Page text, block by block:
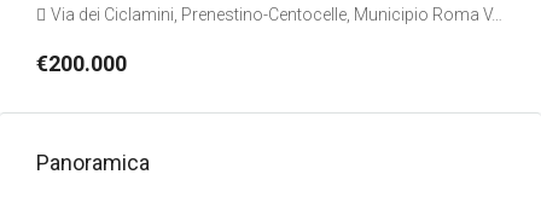
Via dei Ciclamini, Prenestino-Centocelle, Municipio Roma V, Roma, Lazio, 00171, Italia
€200.000
Panoramica